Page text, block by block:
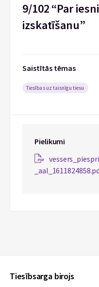
9/102 “Par
izskatīšanu”
Saistītās tēmas
Tiesības uz taisnīgu tiesu
Pielikumi
Tiesībsarga birojs